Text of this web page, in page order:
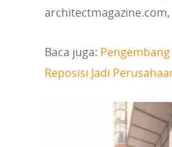
architectmagazine.com,
Baca juga:
Reposisi Jadi